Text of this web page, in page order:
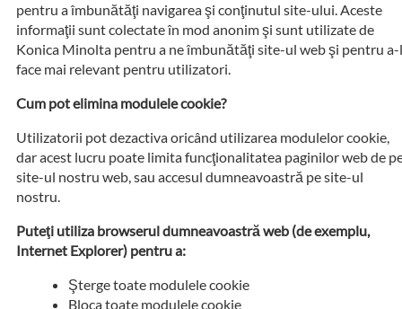
pentru a îmbunătăţi navigarea şi conţinutul site-ului. Aceste
informaţii sunt colectate în mod anonim şi sunt utilizate de
Konica Minolta pentru a ne îmbunătăţi site-ul web şi pentru a-l
face mai relevant pentru utilizatori.
Cum pot elimina modulele cookie?
Utilizatorii pot dezactiva oricând utilizarea modulelor cookie,
dar acest lucru poate limita funcţionalitatea paginilor web de
site-ul nostru web, sau accesul dumneavoastră pe site-ul
nostru.
Puteţi utiliza browserul dumneavoastră web (de exemplu,
Internet Explorer) pentru a:
Şterge toate modulele cookie
Bloca toate modulele cookie